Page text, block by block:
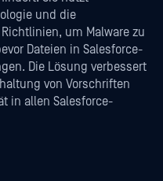
und die
um Malware zu
Dateien in Salesforce-
Die Lösung verbessert
von Vorschriften
in allen Salesforce-